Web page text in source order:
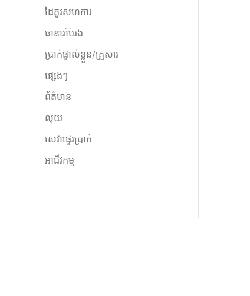
ដៃគូរសហការ
ធានារ៉ាប់រង
ប្រាក់ផ្ទាល់ខ្លួន/គ្រួសារ
ផ្សេងៗ
ព័ត៌មាន
លុយ
សេវាផ្ទេរប្រាក់
អាជីវកម្ម